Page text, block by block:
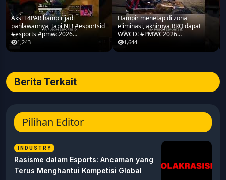
Aksi L4PAR hampir jadi
pahlawannya, tapi NT! #esportsid
#esports #pmwc2026
#pubgmobile #teamrrq
1,243
Hampir menetap di zona
eliminasi, akhirnya RRQ dapat
WWCD! #PMWC2026
#pubgmobile #teamrrq
1,644
Berita Terkait
Pilihan Editor
INDUSTRY
Rasisme dalam Esports: Ancaman yang
Terus Menghantui Kompetisi Global